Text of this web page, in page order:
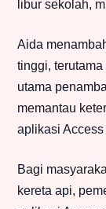
libur sekolah,
Aida
tinggi,
utama
memantau
aplikasi Access
Bagi
kereta api,